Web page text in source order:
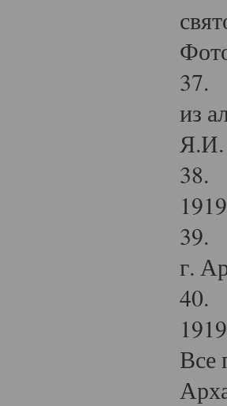
37.
из
Я.И.
38.
39.
г.
40.
Все